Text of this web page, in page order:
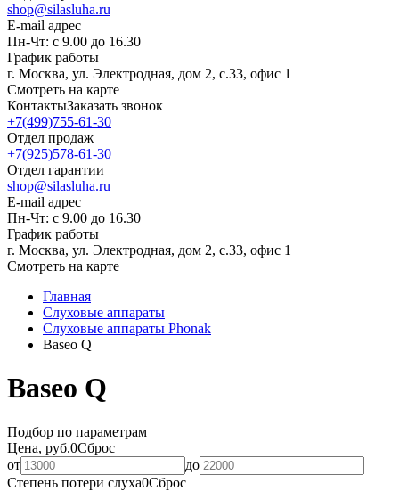
shop@silasluha.ru
E-mail адрес
Пн-Чт: с 9.00 до 16.30
График работы
г. Москва, ул. Электродная, дом 2, с.33, офис 1
Смотреть на карте
КонтактыЗаказать звонок
+7(499)755-61-30
Отдел продаж
+7(925)578-61-30
Отдел гарантии
shop@silasluha.ru
E-mail адрес
Пн-Чт: с 9.00 до 16.30
График работы
г. Москва, ул. Электродная, дом 2, с.33, офис 1
Смотреть на карте
Главная
Слуховые аппараты
Слуховые аппараты Phonak
Baseo Q
Baseo Q
Подбор по параметрам
Цена, руб.0Сброс
от
до
Степень потери слуха0Сброс